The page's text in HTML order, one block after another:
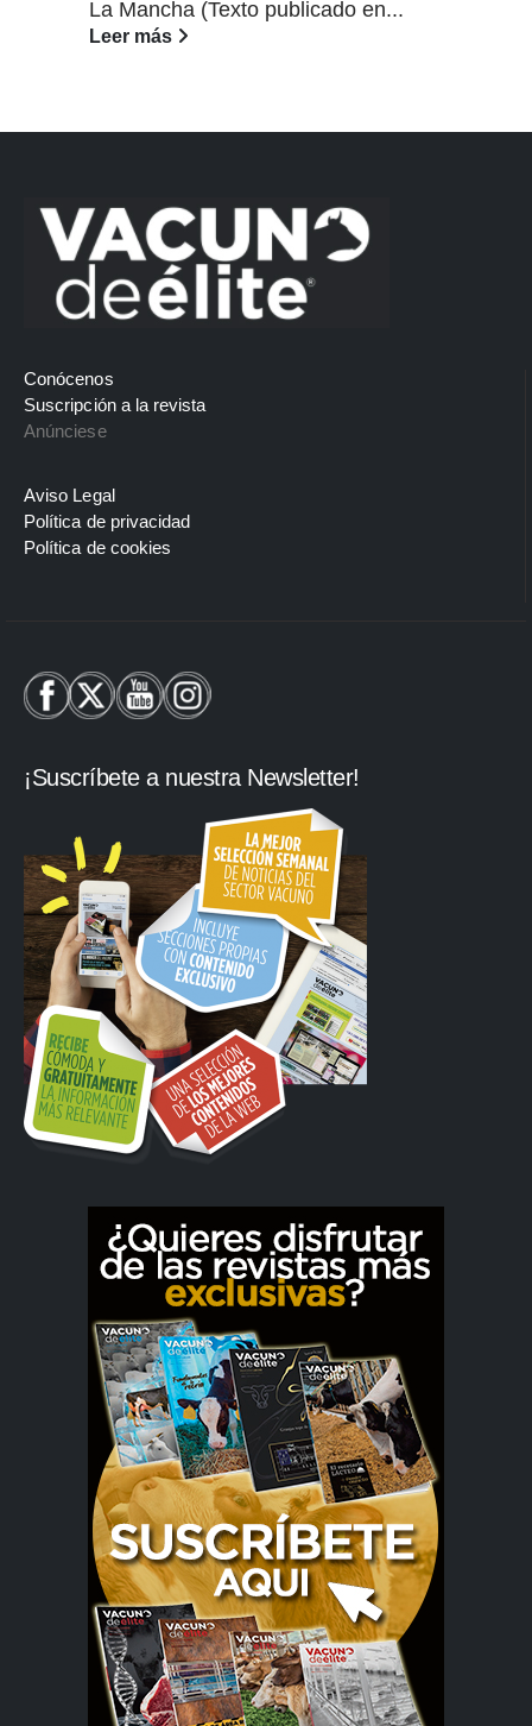
La Mancha (Texto publicado en...
Leer más
Conócenos
Suscripción a la revista
Anúnciese
Aviso Legal
Política de privacidad
Política de cookies
¡Suscríbete a nuestra Newsletter!